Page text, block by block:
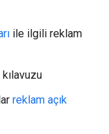
ile ilgili reklam
kılavuzu
reklam açık